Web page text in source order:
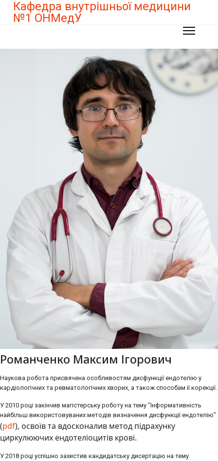
Кафедра внутрішньої медицини
№1 ОНМедУ
Романченко Максим Ігорович
Наукова робота присвячена особливостям дисфункції ендотелію у
кардіологічних та ревматологічних хворих, а також способам її корекції.
У 2010 році закінчив магістерську роботу на тему "Інформативність
найбільш використовуваних методів визначення дисфункції ендотелію"
(pdf), освоїв та вдосконалив метод підрахунку
циркулюючих ендотеліоцитів крові.
У 2018 році успішно захистив кандидатську дисертацію на тему